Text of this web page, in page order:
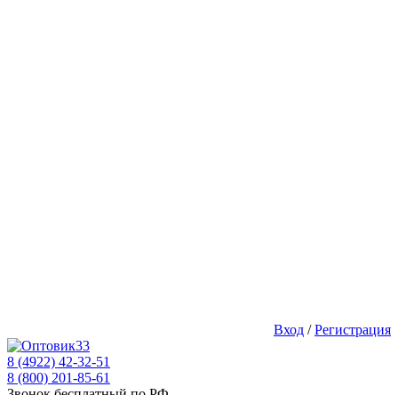
Вход /Регистрация
8 (4922) 42-32-51
8 (800) 201-85-61